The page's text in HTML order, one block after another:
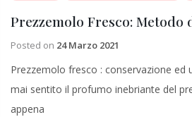
Prezzemolo Fresco: Metodo
Posted on 24 Marzo 2021
Prezzemolo fresco : conservazione ed
mai sentito il profumo inebriante del
appena